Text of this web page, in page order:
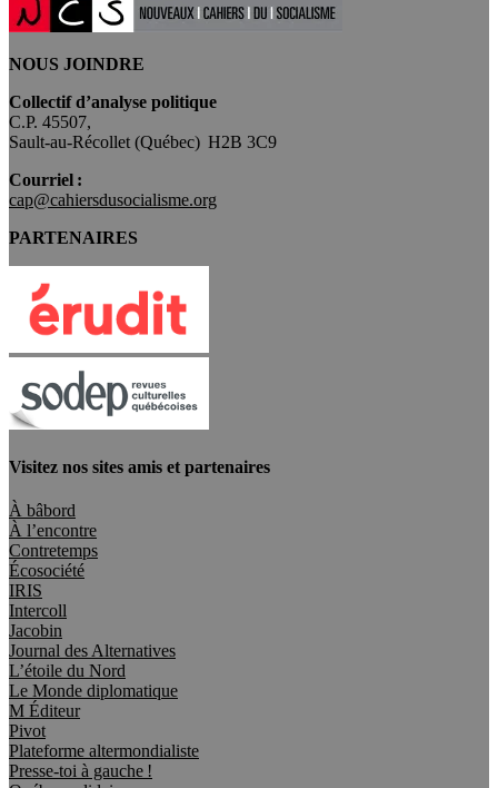
NOUS JOINDRE
Collectif d’analyse politique
C.P. 45507,
Sault-au-Récollet (Québec) H2B 3C9
Courriel :
cap@cahiersdusocialisme.org
PARTENAIRES
Visitez nos sites amis et partenaires
À bâbord
À l’encontre
Contretemps
Écosociété
IRIS
Intercoll
Jacobin
Journal des Alternatives
L’étoile du Nord
Le Monde diplomatique
M Éditeur
Pivot
Plateforme altermondialiste
Presse-toi à gauche !